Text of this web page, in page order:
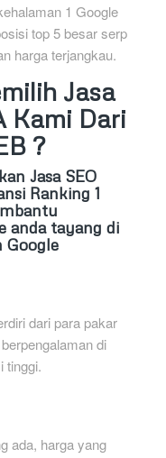
1 Google
top 5 besar serp
harga terjangkau.
Jasa
Kami Dari
?
Jasa SEO
Ranking 1
anda tayang di
Google
dari para pakar
di
tinggi.
ada, harga yang